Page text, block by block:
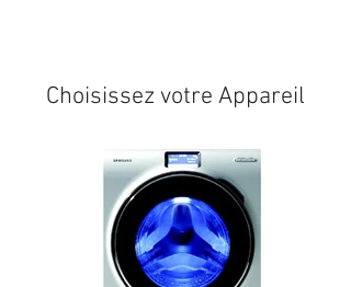
Choisissez votre Appareil